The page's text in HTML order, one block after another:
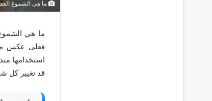
ما هي الشموع
ما هي
فعلى عكس
استخدامها
قد تغيير كل